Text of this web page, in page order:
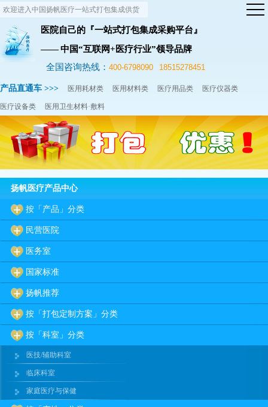
欢迎进入中国扬帆医疗一站式打包集成供货
网站！
全国咨询热线： 400-6798090 18515278451
医院自己的『一站式打包集成采购平台』
—— 中国“互联网+医疗行业”领导品牌
产品直通车 >>> 医用耗材类 医用材料类 医疗用品类 医疗仪器类
医疗设备类 医用卫生材料·敷料
扬帆医疗产品中心
按「产品」分类
民营医院
医务室
国家标准
扬帆推荐
按「打包定制方案」分类
按「科室」分类
医技/辅助科室
临床科室
家庭医疗与保健